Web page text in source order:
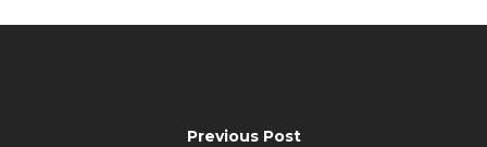
Previous Post